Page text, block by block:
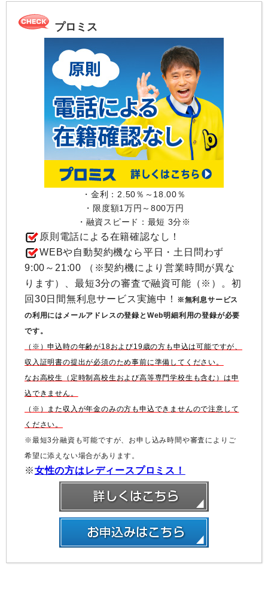
プロミス
・金利：2.50％～18.00％
・限度額1万円～800万円
・融資スピード：最短 3分※
原則電話による在籍確認なし！
WEBや自動契約機なら平日・土日問わず
9:00～21:00 （※契約機により営業時間が異な
ります）、最短3分の審査で融資可能（※）。初
回30日間無利息サービス実施中！
※無利息サービス
の利用にはメールアドレスの登録とWeb明細利用の登録が必要
です。
（※）申込時の年齢が18および19歳の方も申込は可能ですが、
収入証明書の提出が必須のため事前に準備してください。
なお高校生（定時制高校生および高等専門学校生も含む）は申
込できません。
（※）また収入が年金のみの方も申込できませんので注意して
ください。
※最短3分融資も可能ですが、お申し込み時間や審査によりご
希望に添えない場合があります。
※女性の方はレディースプロミス！